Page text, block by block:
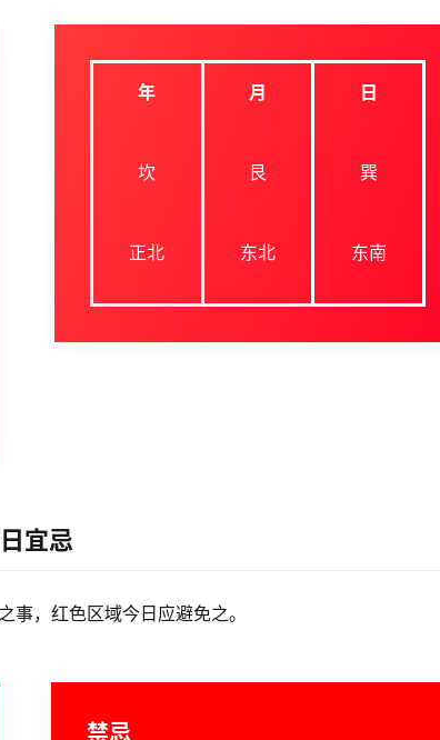
年
坎
正北
月
艮
东北
日
巽
东南
宜忌
事，红色区域今日应避免之。
禁忌